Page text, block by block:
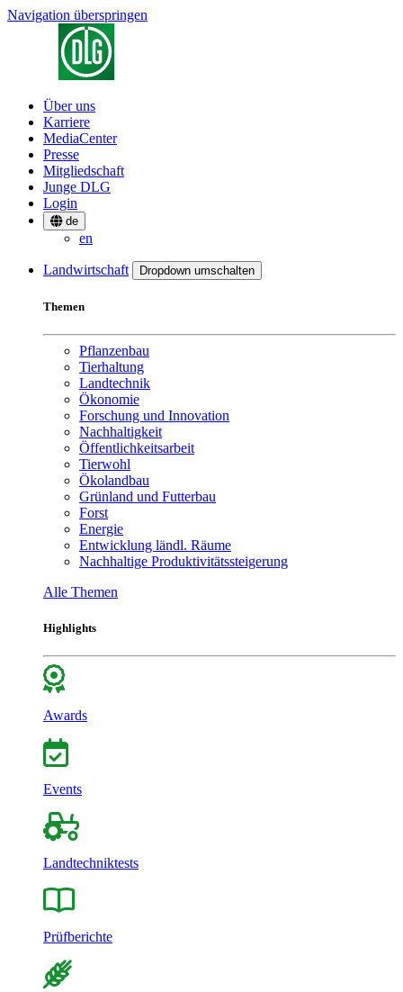
Navigation überspringen
Über uns
Karriere
MediaCenter
Presse
Mitgliedschaft
Junge DLG
Login
de
en
Landwirtschaft Dropdown umschalten
Themen
Pflanzenbau
Tierhaltung
Landtechnik
Ökonomie
Forschung und Innovation
Nachhaltigkeit
Öffentlichkeitsarbeit
Tierwohl
Ökolandbau
Grünland und Futterbau
Forst
Energie
Entwicklung ländl. Räume
Nachhaltige Produktivitätssteigerung
Alle Themen
Highlights
Awards
Events
Landtechniktests
Prüfberichte